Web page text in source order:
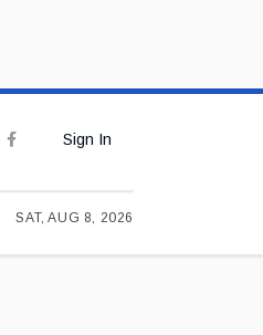
Sign In
SAT, AUG 8, 2026